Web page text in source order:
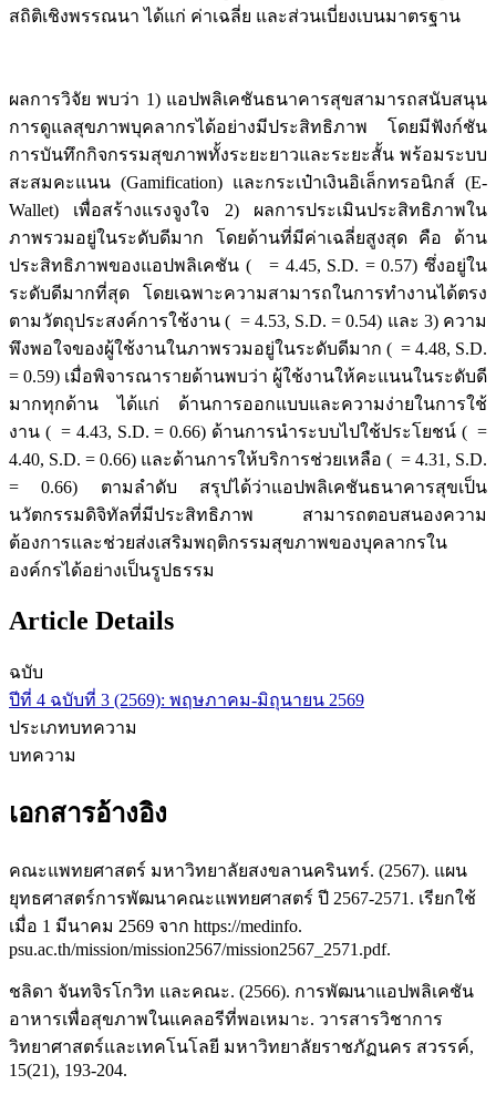
สถิติเชิงพรรณนา ได้แก่ ค่าเฉลี่ย และส่วนเบี่ยงเบนมาตรฐาน
ผลการวิจัย พบว่า 1) แอปพลิเคชันธนาคารสุขสามารถสนับสนุน
การดูแลสุขภาพบุคลากรได้อย่างมีประสิทธิภาพ โดยมีฟังก์ชัน
การบันทึกกิจกรรมสุขภาพทั้งระยะยาวและระยะสั้น พร้อมระบบ
สะสมคะแนน (Gamification) และกระเป๋าเงินอิเล็กทรอนิกส์ (E-
Wallet) เพื่อสร้างแรงจูงใจ 2) ผลการประเมินประสิทธิภาพใน
ภาพรวมอยู่ในระดับดีมาก โดยด้านที่มีค่าเฉลี่ยสูงสุด คือ ด้าน
ประสิทธิภาพของแอปพลิเคชัน ( = 4.45, S.D. = 0.57) ซึ่งอยู่ใน
ระดับดีมากที่สุด โดยเฉพาะความสามารถในการทำงานได้ตรง
ตามวัตถุประสงค์การใช้งาน ( = 4.53, S.D. = 0.54) และ 3) ความ
พึงพอใจของผู้ใช้งานในภาพรวมอยู่ในระดับดีมาก ( = 4.48, S.D.
= 0.59) เมื่อพิจารณารายด้านพบว่า ผู้ใช้งานให้คะแนนในระดับดี
มากทุกด้าน ได้แก่ ด้านการออกแบบและความง่ายในการใช้
งาน ( = 4.43, S.D. = 0.66) ด้านการนำระบบไปใช้ประโยชน์ ( =
4.40, S.D. = 0.66) และด้านการให้บริการช่วยเหลือ ( = 4.31, S.D.
= 0.66) ตามลำดับ สรุปได้ว่าแอปพลิเคชันธนาคารสุขเป็น
นวัตกรรมดิจิทัลที่มีประสิทธิภาพ สามารถตอบสนองความ
ต้องการและช่วยส่งเสริมพฤติกรรมสุขภาพของบุคลากรใน
องค์กรได้อย่างเป็นรูปธรรม
Article Details
ฉบับ
ปีที่ 4 ฉบับที่ 3 (2569): พฤษภาคม-มิถุนายน 2569
ประเภทบทความ
บทความ
เอกสารอ้างอิง
คณะแพทยศาสตร์ มหาวิทยาลัยสงขลานครินทร์. (2567). แผน
ยุทธศาสตร์การพัฒนาคณะแพทยศาสตร์ ปี 2567-2571. เรียกใช้
เมื่อ 1 มีนาคม 2569 จาก https://medinfo.
psu.ac.th/mission/mission2567/mission2567_2571.pdf.
ชลิดา จันทจิรโกวิท และคณะ. (2566). การพัฒนาแอปพลิเคชัน
อาหารเพื่อสุขภาพในแคลอรีที่พอเหมาะ. วารสารวิชาการ
วิทยาศาสตร์และเทคโนโลยี มหาวิทยาลัยราชภัฏนคร สวรรค์,
15(21), 193-204.